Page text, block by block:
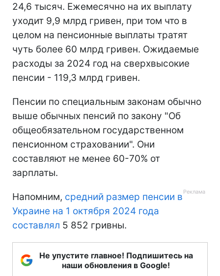
24,6 тысяч. Ежемесячно на их выплату
уходит 9,9 млрд гривен, при том что в
целом на пенсионные выплаты тратят
чуть более 60 млрд гривен. Ожидаемые
расходы за 2024 год на сверхвысокие
пенсии - 119,3 млрд гривен.
Пенсии по специальным законам обычно
выше обычных пенсий по закону "Об
общеобязательном государственном
пенсионном страховании". Они
составляют не менее 60-70% от
зарплаты.
Напомним, средний размер пенсии в
Украине на 1 октября 2024 года
составлял 5 852 гривны.
Не упустите главное! Подпишитесь на
наши обновления в Google!